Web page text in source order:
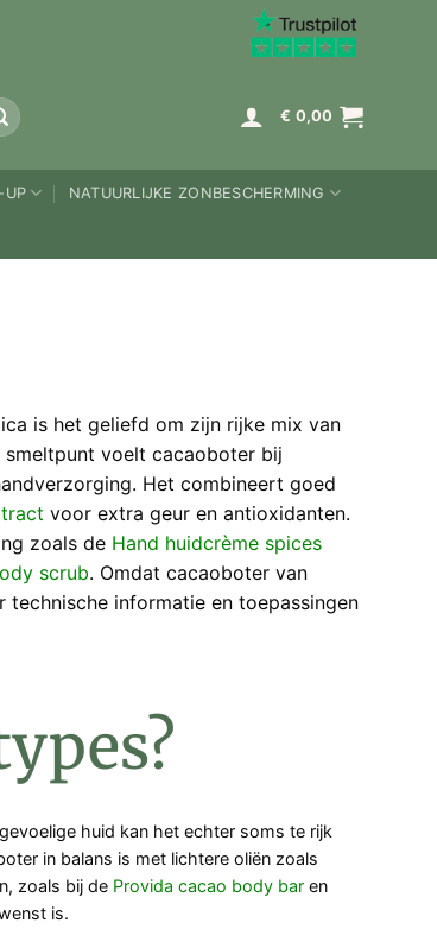
€ 0,00
UP NATUURLIJKE ZONBESCHERMING
is het geliefd om zijn rijke mix van
smeltpunt voelt cacaoboter bij
Het combineert goed
voor extra geur en antioxidanten.
zoals de Hand huidcrème spices
scrub. Omdat cacaoboter van
informatie en toepassingen
huid kan het echter soms te rijk
in balans is met lichtere oliën zoals
zoals bij de Provida cacao body bar en
is.